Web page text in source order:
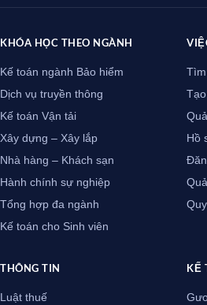
KHÓA HỌC THEO NGÀNH
Kế toán ngành Bảo hiểm
Dịch vụ truyền thông
Kế toán Vận tải
Xây dựng – Xây lắp
Nhà hàng – Khách sạn
Hành chính sự nghiệp
Tổng hợp đa ngành
Kế toán cho Sinh viên
Hồ
THÔNG TIN
Luật thuế
KẾ